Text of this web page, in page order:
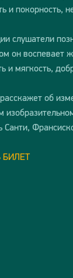
и покорность,
слушатели
он воспевает
и мягкость,
об
Санти,
БИЛЕТ